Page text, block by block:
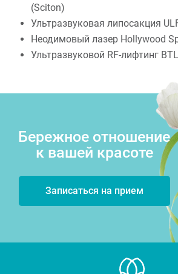
(Sciton)
Ультразвуковая липосакция
Неодимовый лазер Hollywood
Ультразвуковой RF-лифтинг
Бережное отношение
к вашей красоте
Записаться на прием